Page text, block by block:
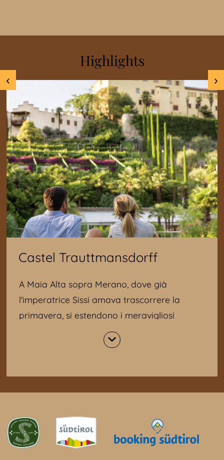
Highlights
Castel Trauttmansdorff
A Maia Alta sopra Merano, dove già
l'imperatrice Sissi amava trascorrere la
primavera, si estendono i meravigliosi
Giardini di Castel Trauttmansdorff.
ricostruire sulle rovine di un castello, il
meraviglioso Castel Trauttmansdorff dove
periodi di vacanza.